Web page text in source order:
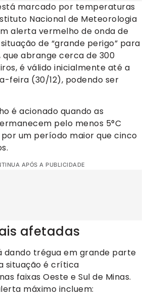
marcado por temperaturas
Nacional de Meteorologia
alerta vermelho de onda de
de “grande perigo” para
que abrange cerca de 300
é válido inicialmente até a
feira (30/12), podendo ser
é acionado quando as
pelo menos 5°C
um período maior que cinco
APÓS A PUBLICIDADE
afetadas
dando trégua em grande parte
situação é crítica
faixas Oeste e Sul de Minas.
máximo incluem: